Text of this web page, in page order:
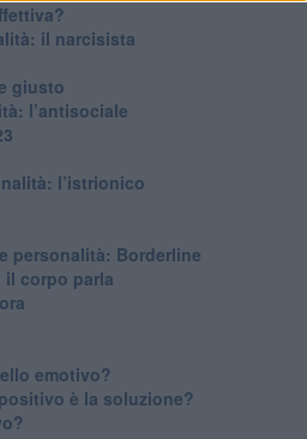
il narcisista
giusto
l’antisociale
l’istrionico
personalità: Borderline
corpo parla
emotivo?
è la soluzione?